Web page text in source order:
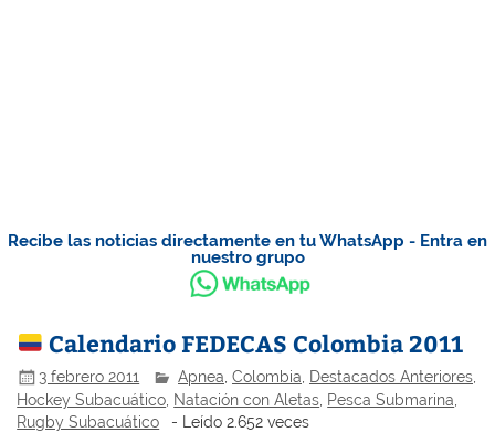
Recibe las noticias directamente en tu WhatsApp - Entra en
nuestro grupo
Calendario FEDECAS Colombia 2011
3 febrero 2011 Apnea ,Colombia Destacados Anteriores
Hockey Subacuático, Natación con Aletas, Pesca Submarina,
Rugby Subacuático
- Leído 2.652 veces